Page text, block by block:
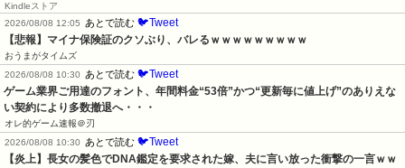
Kindleストア
2026/08/08 12:05 あとで読む 🐦Tweet
【悲報】マイナ保険証のクソぶり、バレるｗｗｗｗｗｗｗｗｗ
おうまがタイムズ
2026/08/08 10:30 あとで読む 🐦Tweet
ゲーム業界ご用達のフォント、年間料金“53倍”かつ“更新毎に値上げ”のありえな
い契約により多数撤退へ・・・
オレ的ゲーム速報＠刃
2026/08/08 10:30 あとで読む 🐦Tweet
【炎上】長女の髪色でDNA鑑定を要求された嫁、夫に言い放った衝撃の一言ｗｗ